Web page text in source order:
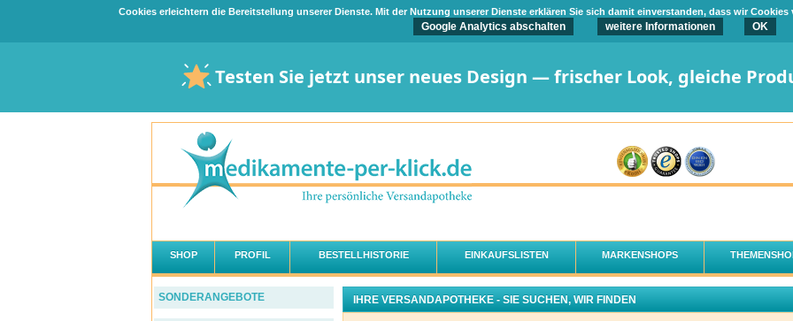
Cookies erleichtern die Bereitstellung unserer Dienste. Mit der Nutzung unserer Dienste erklären Sie sich damit einverstanden, dass wir
Google Analytics abschalten weitere Informationen OK
Testen Sie jetzt unser neues Design — frischer Look, gleiche
SHOP PROFIL BESTELLHISTORIE EINKAUFSLISTEN MARKENSHOPS
IHRE VERSANDAPOTHEKE - SIE SUCHEN, WIR FINDEN
SONDERANGEBOTE